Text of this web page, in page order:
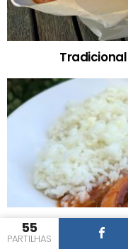
55
PARTILHAS
Tradicional
Lulas